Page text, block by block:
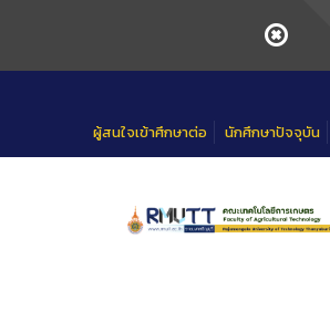
ผู้สนใจเข้าศึกษาต่อ นักศึกษาปัจจุบัน